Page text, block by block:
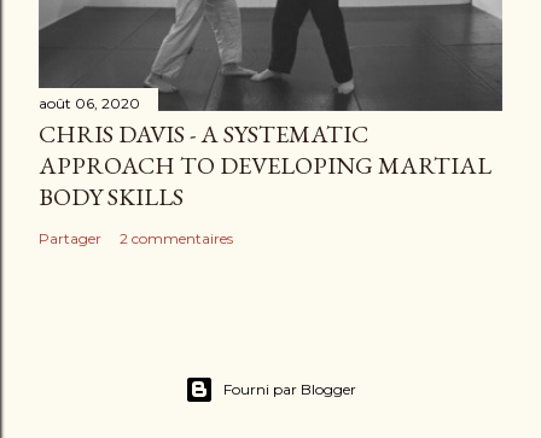
août 06, 2020
CHRIS DAVIS - A SYSTEMATIC
APPROACH TO DEVELOPING MARTIAL
BODY SKILLS
Partager 2 commentaires
Fourni par Blogger